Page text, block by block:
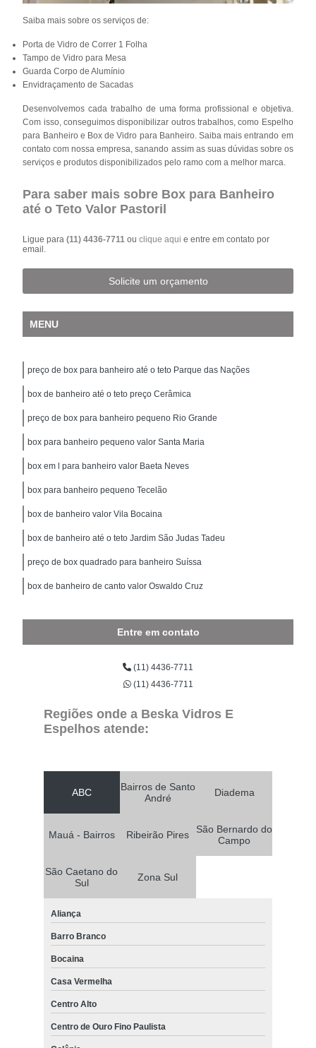
Saiba mais sobre os serviços de:
Porta de Vidro de Correr 1 Folha
Tampo de Vidro para Mesa
Guarda Corpo de Alumínio
Envidraçamento de Sacadas
Desenvolvemos cada trabalho de uma forma profissional e objetiva.
Com isso, conseguimos disponibilizar outros trabalhos, como Espelho
para Banheiro e Box de Vidro para Banheiro. Saiba mais entrando em
contato com nossa empresa, sanando assim as suas dúvidas sobre os
serviços e produtos disponibilizados pelo ramo com a melhor marca.
Para saber mais sobre Box para Banheiro
até o Teto Valor Pastoril
Ligue para(11) 4436-7711ouclique aqui e entre em contato por
email.
Solicite um orçamento
MENU
preço de box para banheiro até o teto Parque das Nações
box de banheiro até o teto preço Cerâmica
preço de box para banheiro pequeno Rio Grande
box para banheiro pequeno valor Santa Maria
box em l para banheiro valor Baeta Neves
box para banheiro pequeno Tecelão
box de banheiro valor Vila Bocaina
box de banheiro até o teto Jardim São Judas Tadeu
preço de box quadrado para banheiro Suíssa
box de banheiro de canto valor Oswaldo Cruz
Entre em contato
(11) 4436-7711
(11) 4436-7711
Regiões onde a Beska Vidros E
Espelhos atende:
ABC
Bairros de Santo
André
Diadema
Mauá - Bairros Ribeirão Pires
São Bernardo do
Campo
São Caetano do
Sul
Zona Sul
Aliança
Barro Branco
Bocaina
Casa Vermelha
Centro Alto
Centro de Ouro Fino Paulista